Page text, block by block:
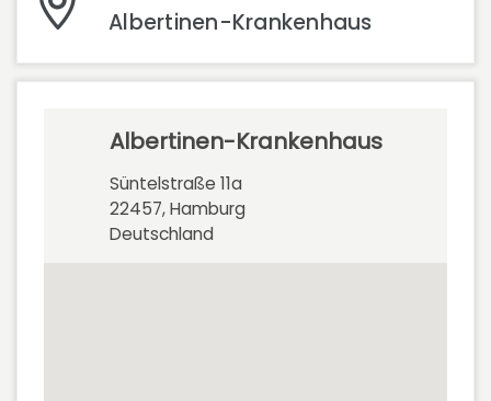
Albertinen-Krankenhaus
Albertinen-Krankenhaus
Süntelstraße 11a
22457, Hamburg
Deutschland